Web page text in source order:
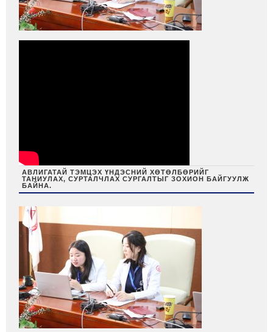
АВЛИГАТАЙ ТЭМЦЭХ ҮНДЭСНИЙ ХӨТӨЛБӨРИЙГ
ТАНИУЛАХ, СУРТАЛЧЛАХ СУРГАЛТЫГ ЗОХИОН БАЙГУУЛЖ
БАЙНА.